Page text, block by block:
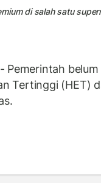
di salah satu
Pemerintah
Tertinggi (HET)